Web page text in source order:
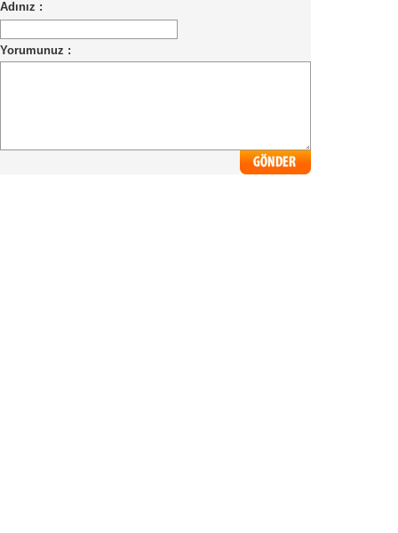
Adınız :
Yorumunuz :